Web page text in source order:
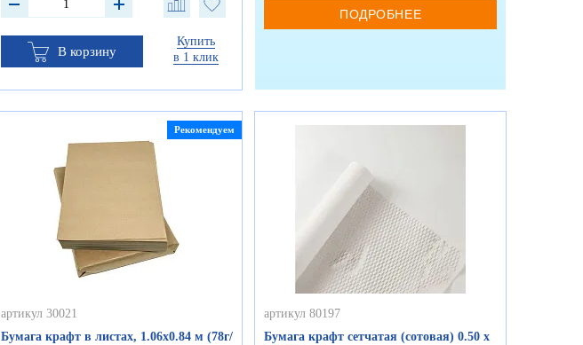
В корзину
Купить
в 1 клик
ПОДРОБНЕЕ
Рекомендуем
артикул 30021
Бумага крафт в листах, 1.06х0.84 м (78г/
артикул 80197
Бумага крафт сетчатая (сотовая) 0.50 х